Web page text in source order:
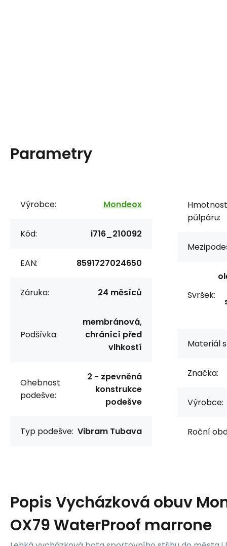
Parametry
Výrobce: Mondeox
Kód: i716_210092
EAN: 8591727024650
Záruka: 24 měsíců
Podšívka:
membránová,
chránící před
vlhkostí
Ohebnost
podešve:
2 - zpevněná
konstrukce
podešve
Typ podešve: Vibram Tubava
Hmotnost
půlpáru:
Svršek:
Materiál
Značka:
Výrobce:
Roční
PopisVycházková obuv
OX79 WaterProof marrone